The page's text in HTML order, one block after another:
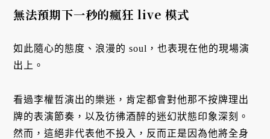
無法預期下一秒的瘋狂 live 模式
如此隨心的態度、浪漫的 soul，也表現在他的現場演
出上。
看過李權哲演出的樂迷，肯定都會對他那不按牌理出
牌的表演節奏，以及彷彿酒醉的迷幻狀態印象深刻。
然而，這絕非代表他不投入，反而正是因為他將全身